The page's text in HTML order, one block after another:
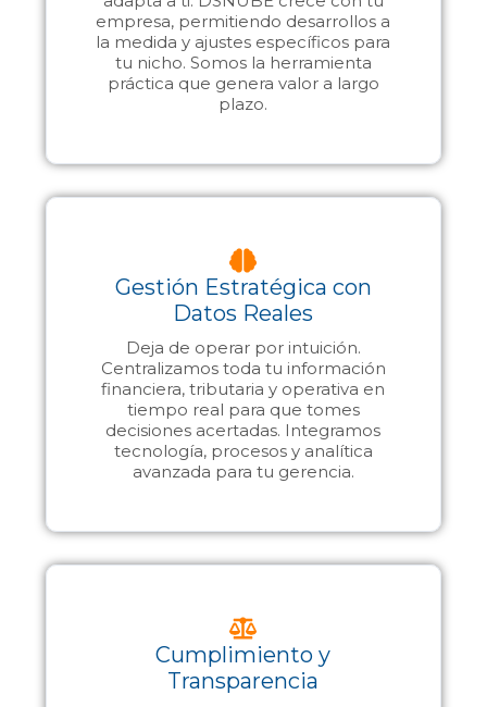
empresa, permitiendo desarrollos a
la medida y ajustes específicos para
tu nicho. Somos la herramienta
práctica que genera valor a largo
plazo.
Gestión Estratégica con
Datos Reales
Deja de operar por intuición.
Centralizamos toda tu información
financiera, tributaria y operativa en
tiempo real para que tomes
decisiones acertadas. Integramos
tecnología, procesos y analítica
avanzada para tu gerencia.
Cumplimiento y
Transparencia